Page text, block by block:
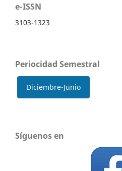
e-ISSN
3103-1323
Periocidad Semestral
Diciembre-Junio
Síguenos en